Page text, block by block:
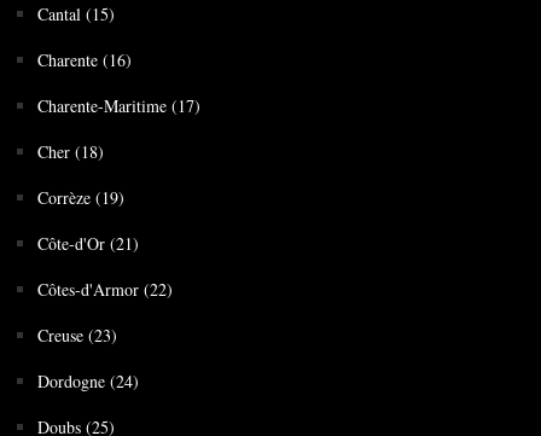
Cantal (15)
Charente (16)
Charente-Maritime (17)
Cher (18)
Corrèze (19)
Côte-d'Or (21)
Côtes-d'Armor (22)
Creuse (23)
Dordogne (24)
Doubs (25)